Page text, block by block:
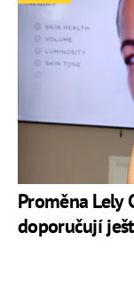
Proměna Lely
doporučují